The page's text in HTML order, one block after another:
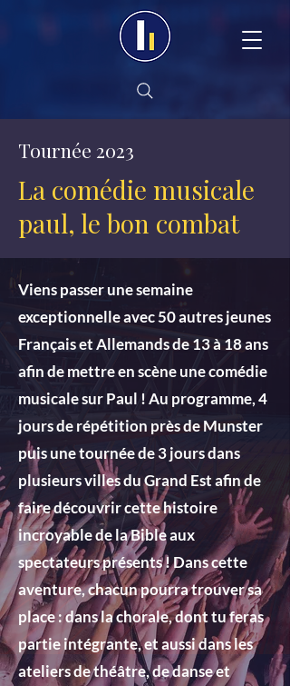
Tournée 2023
La comédie musicale
paul, le bon combat
Viens passer une semaine
exceptionnelle avec 50 autres jeunes
Français et Allemands de 13 à 18 ans
afin de mettre en scène une comédie
musicale sur Paul ! Au programme, 4
jours de répétition près de Munster
puis une tournée de 3 jours dans
plusieurs villes du Grand Est afin de
faire découvrir cette histoire
incroyable de la Bible aux
spectateurs présents ! Dans cette
aventure, chacun pourra trouver sa
place : dans la chorale, dont tu feras
partie intégrante, et aussi dans les
ateliers de théâtre, de danse et